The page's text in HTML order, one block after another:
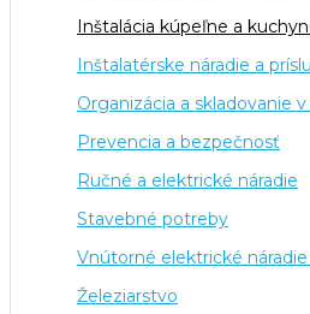
Inštalácia kúpeľne a
Inštalatérske náradie a
Organizácia a skladovanie
Prevencia a bezpečnosť
Ručné a elektrické náradie
Stavebné potreby
Vnútorné elektrické
Železiarstvo